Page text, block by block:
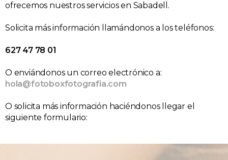
ofrecemos nuestros servicios en Sabadell.
Solicita más información llamándonos a los teléfonos:
627 47 78 01
O enviándonos un correo electrónico a:
hola@fotoboxfotografia.com
O solicita más información haciéndonos llegar el
siguiente formulario: